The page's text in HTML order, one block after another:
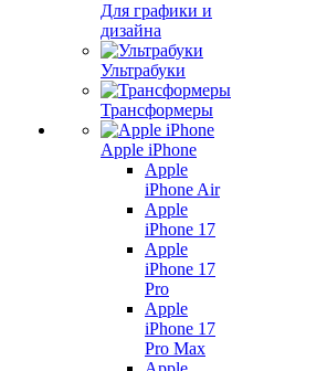
Для графики и
дизайна
Ультрабуки
Трансформеры
Apple iPhone
Apple
iPhone Air
Apple
iPhone 17
Apple
iPhone 17
Pro
Apple
iPhone 17
Pro Max